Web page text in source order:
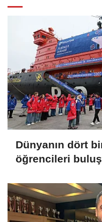
Dünyanın dört
öğrencileri